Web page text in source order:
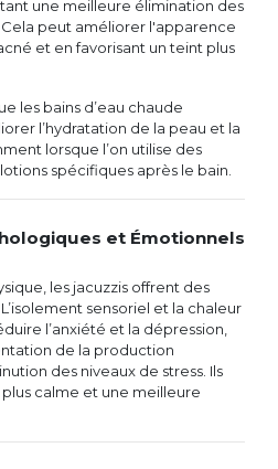
une meilleure élimination des
peut améliorer l'apparence
et en favorisant un teint plus
les bains d’eau chaude
l’hydratation de la peau et la
lorsque l’on utilise des
spécifiques après le bain.
et Émotionnels
les jacuzzis offrent des
sensoriel et la chaleur
l’anxiété et la dépression,
de la production
des niveaux de stress. Ils
calme et une meilleure